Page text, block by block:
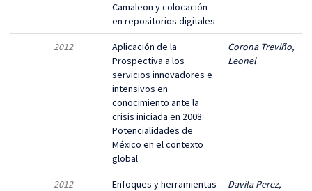
Camaleon y colocación
en repositorios digitales
2012
Aplicación de la
Prospectiva a los
servicios innovadores e
intensivos en
conocimiento ante la
crisis iniciada en 2008:
Potencialidades de
México en el contexto
global
Corona Treviño,
Leonel
2012
Enfoques y herramientas
Davila Perez,